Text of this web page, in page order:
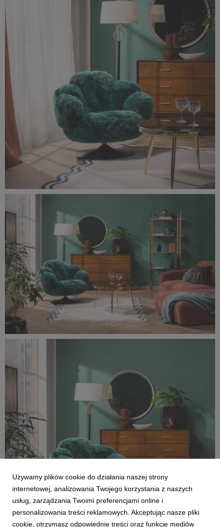
0F0A1466-rozmiar-oryginalny.jpg
0F0A1460-rozmiar-oryginalny.jpg
Używamy plików cookie do działania naszej strony
internetowej, analizowania Twojego korzystania z naszych
usług, zarządzania Twoimi preferencjami online i
personalizowania treści reklamowych. Akceptując nasze pliki
cookie, otrzymasz odpowiednie treści oraz funkcje mediów